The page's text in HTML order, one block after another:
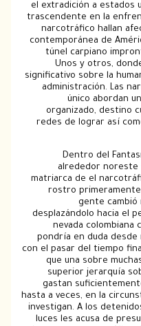
el
túnel
Unos
significativo
redes de
matriarca
rostro
pondrí­a
con el pasar
que una
gastan
hasta a
investigan.
luces les